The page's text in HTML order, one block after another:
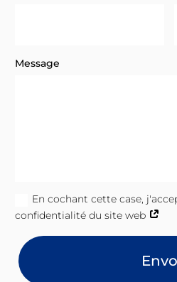
Message
En cochant cette case,
confidentialité du site web